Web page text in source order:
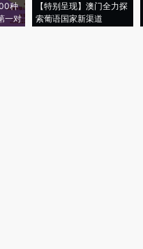
种
一对
【特别呈现】澳门全力探
索葡语国家新渠道